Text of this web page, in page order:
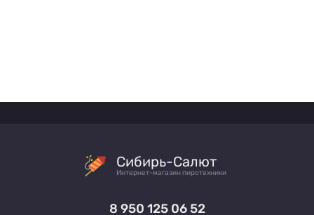
Сибирь-Салют
Интернет-магазин пиротехники
8 950 125 06 52